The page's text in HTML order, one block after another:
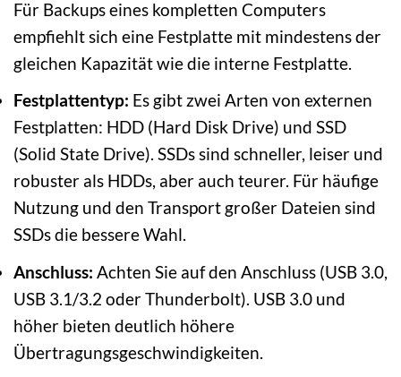
Für Backups eines kompletten Computers
empfiehlt sich eine Festplatte mit mindestens der
gleichen Kapazität wie die interne Festplatte.
Festplattentyp: Es gibt zwei Arten von externen
Festplatten: HDD (Hard Disk Drive) und SSD
(Solid State Drive). SSDs sind schneller, leiser und
robuster als HDDs, aber auch teurer. Für häufige
Nutzung und den Transport großer Dateien sind
SSDs die bessere Wahl.
Anschluss: Achten Sie auf den Anschluss (USB 3.0,
USB 3.1/3.2 oder Thunderbolt). USB 3.0 und
höher bieten deutlich höhere
Übertragungsgeschwindigkeiten.